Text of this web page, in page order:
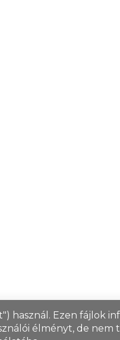
használ. Ezen fájlok
élményt, de